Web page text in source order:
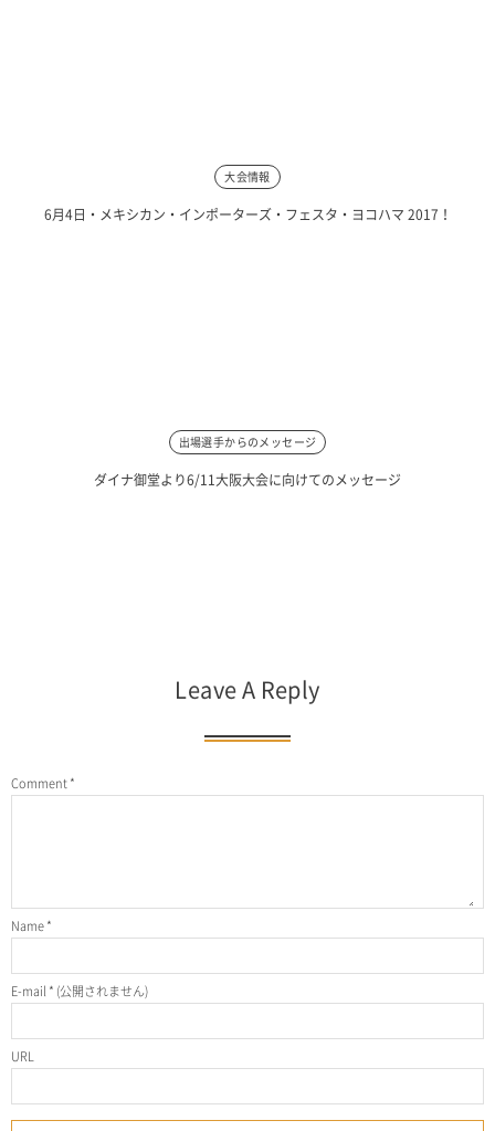
大会情報
6月4日・メキシカン・インポーターズ・フェスタ・ヨコハマ 2017！
出場選手からのメッセージ
ダイナ御堂より6/11大阪大会に向けてのメッセージ
Leave A Reply
Comment*
Name*
E-mail * (公開されません)
URL